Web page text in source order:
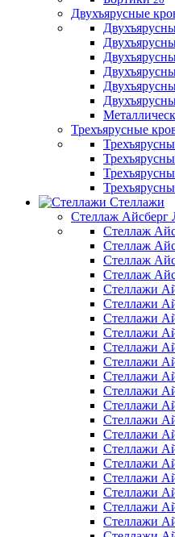
Двухъярусные
Трехъярусные
Стеллажи
Стеллаж Айсберг
Стеллаж
Стеллаж
Стеллаж
Стеллаж
Стеллажи
Стеллажи
Стеллажи
Стеллажи
Стеллажи
Стеллажи
Стеллажи
Стеллажи
Стеллажи
Стеллажи
Стеллажи
Стеллажи
Стеллажи
Стеллажи
Стеллажи
Стеллажи
Стеллажи